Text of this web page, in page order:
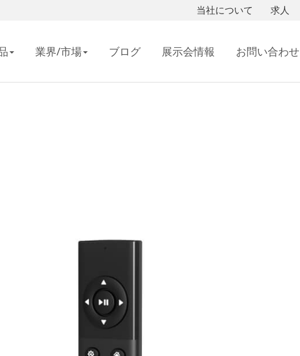
求人
当社について
業界/市場 ブログ 展示会情報 お問い合わせ